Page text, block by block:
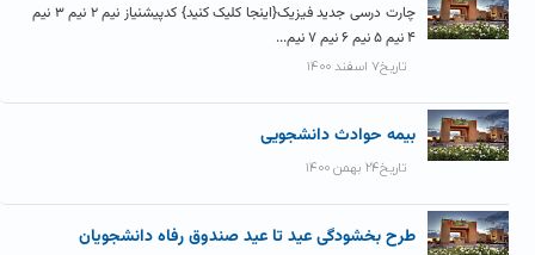
چارت درسی جدید فیزیک{اینجا کلیک کنید} کدپیشنیاز نیم ۲ نیم ۳ نیم
۴ نیم ۵ نیم ۶ نیم ۷ نیم...
تاریخ۷ اسفند ۱۴۰۰
بیمه حوادث دانشجویی
تاریخ۲۴ بهمن ۱۴۰۰
طرح بخشودگی عید تا عید صندوق رفاه دانشجویان